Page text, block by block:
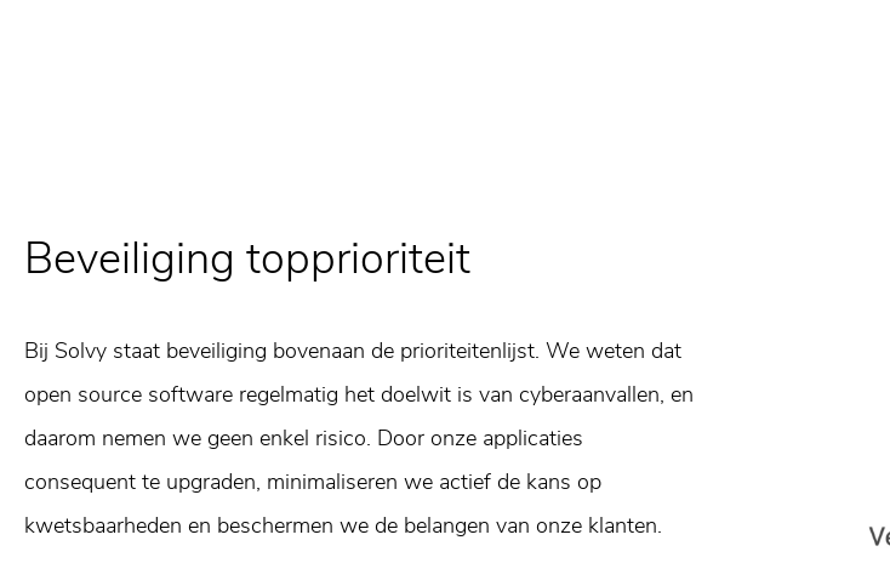
Beveiliging topprioriteit
Bij Solvy staat beveiliging bovenaan de prioriteitenlijst. We weten dat
open source software regelmatig het doelwit is van cyberaanvallen, en
daarom nemen we geen enkel risico. Door onze applicaties
consequent te upgraden, minimaliseren we actief de kans op
kwetsbaarheden en beschermen we de belangen van onze klanten.